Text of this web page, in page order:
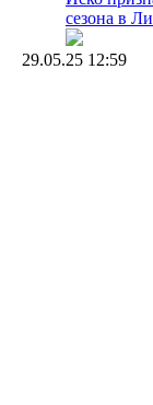
сезона в
29.05.25 12:59